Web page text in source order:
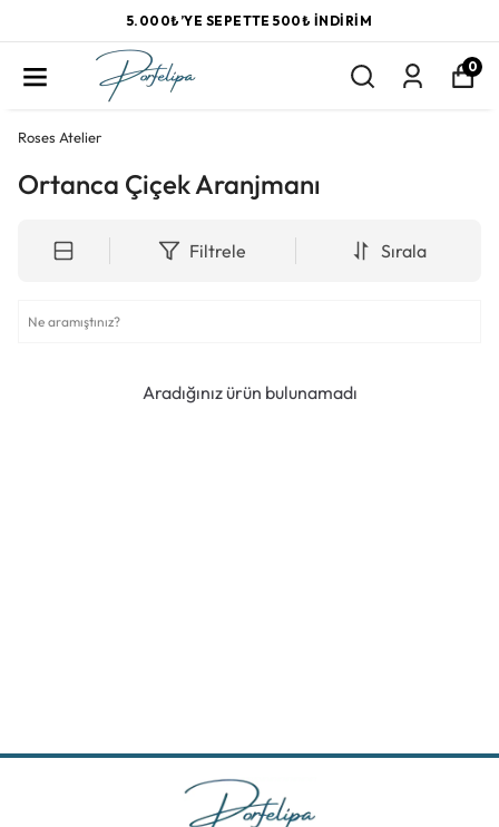
5.000₺’YE SEPETTE 500₺ İNDIRIM
0
Roses Atelier
Ortanca Çiçek Aranjmanı
Filtrele Sırala
Aradığınız ürün bulunamadı